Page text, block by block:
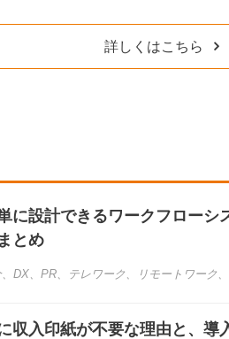
詳しくはこちら
に設計できるワークフロー
とめ
、 DX、 PR、 テレワーク 、 リモートワーク 、
収入印紙が不要な理由と、導